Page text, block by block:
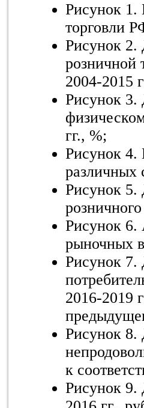
Рисунок
торговли
Рисунок 2.
розничной
2004-2015
Рисунок 3.
гг., %;
Рисунок 4.
различных
Рисунок 5.
Рисунок 6.
рыночных
Рисунок 7.
2016-2019
Рисунок 8.
к
Рисунок 9.